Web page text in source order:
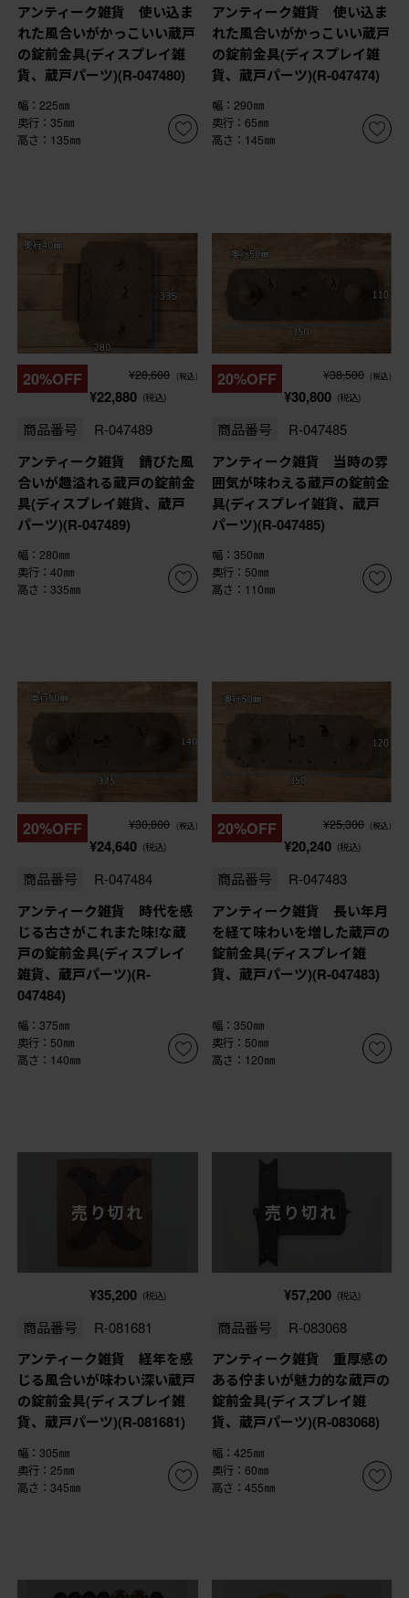
アンティーク雑貨 使い込ま
れた風合いがかっこいい蔵戸
の錠前金具(ディスプレイ雑
貨、蔵戸パーツ)(R-047480)
幅：225㎜
奥行：35㎜
高さ：135㎜
アンティーク雑貨 使い込ま
れた風合いがかっこいい蔵戸
の錠前金具(ディスプレイ雑
貨、蔵戸パーツ)(R-047474)
幅：290㎜
奥行：65㎜
高さ：145㎜
20%OFF ¥28,600 (税込)
¥22,880 (税込)
商品番号 R-047489
アンティーク雑貨 錆びた風
合いが趣溢れる蔵戸の錠前金
具(ディスプレイ雑貨、蔵戸
パーツ)(R-047489)
幅：280㎜
奥行：40㎜
高さ：335㎜
20%OFF ¥38,500 (税込)
¥30,800 (税込)
商品番号 R-047485
アンティーク雑貨 当時の雰
囲気が味わえる蔵戸の錠前金
具(ディスプレイ雑貨、蔵戸
パーツ)(R-047485)
幅：350㎜
奥行：50㎜
高さ：110㎜
20%OFF ¥30,800 (税込)
¥24,640 (税込)
商品番号 R-047484
アンティーク雑貨 時代を感
じる古さがこれまた味!な蔵
戸の錠前金具(ディスプレイ
雑貨、蔵戸パーツ)(R-
047484)
幅：375㎜
奥行：50㎜
高さ：140㎜
20%OFF ¥25,300 (税込)
¥20,240 (税込)
商品番号 R-047483
アンティーク雑貨 長い年月
を経て味わいを増した蔵戸の
錠前金具(ディスプレイ雑
貨、蔵戸パーツ)(R-047483)
幅：350㎜
奥行：50㎜
高さ：120㎜
売り切れ
¥35,200 (税込)
商品番号 R-081681
アンティーク雑貨 経年を感
じる風合いが味わい深い蔵戸
の錠前金具(ディスプレイ雑
貨、蔵戸パーツ)(R-081681)
幅：305㎜
奥行：25㎜
高さ：345㎜
売り切れ
¥57,200 (税込)
商品番号 R-083068
アンティーク雑貨 重厚感の
ある佇まいが魅力的な蔵戸の
錠前金具(ディスプレイ雑
貨、蔵戸パーツ)(R-083068)
幅：425㎜
奥行：60㎜
高さ：455㎜